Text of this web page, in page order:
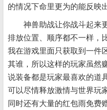
的情况下命里更为的能反映
神兽助战让你战斗起来更
排放位置、顺序都不一样，
我在游戏里面只获取到一件
其谁，所以这样的玩家虽然
说装备都是玩家最喜欢的道
可以尽情释放激情与世界玩
同时还有大量的红包雨免费